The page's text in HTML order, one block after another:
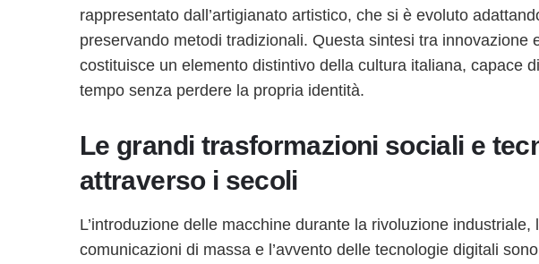
rappresentato dall’artigianato artistico, che si è evoluto
preservando metodi tradizionali. Questa sintesi tra innovazione
costituisce un elemento distintivo della cultura italiana, capace
tempo senza perdere la propria identità.
Le grandi trasformazioni sociali e
attraverso i secoli
L’introduzione delle macchine durante la rivoluzione industriale,
comunicazioni di massa e l’avvento delle tecnologie digitali